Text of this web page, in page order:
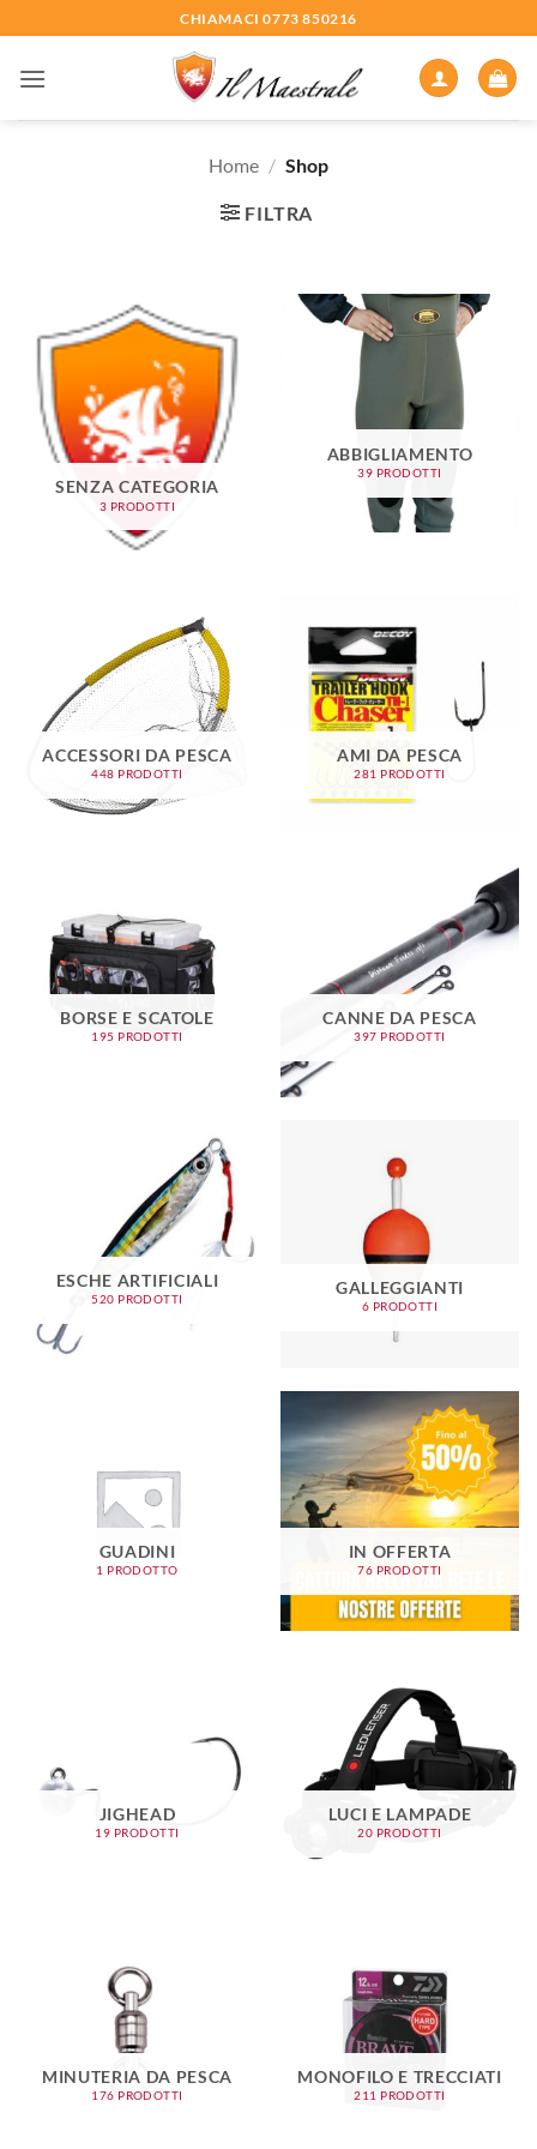
ai
contenuti
CHIAMACI 0773 850216
Home / Shop
FILTRA
SENZA CATEGORIA
3 PRODOTTI
ABBIGLIAMENTO
39 PRODOTTI
ACCESSORI DA PESCA
448 PRODOTTI
AMI DA PESCA
281 PRODOTTI
BORSE E SCATOLE
195 PRODOTTI
CANNE DA PESCA
397 PRODOTTI
ESCHE ARTIFICIALI
520 PRODOTTI
GALLEGGIANTI
6 PRODOTTI
GUADINI
1 PRODOTTO
IN OFFERTA
76 PRODOTTI
JIGHEAD
19 PRODOTTI
LUCI E LAMPADE
20 PRODOTTI
MINUTERIA DA PESCA
176 PRODOTTI
MONOFILO E TRECCIATI
211 PRODOTTI